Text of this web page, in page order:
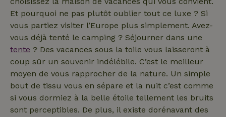
Et pourquoi ne pas plutôt oublier tout ce luxe ? Si
vous partiez visiter l’Europe plus simplement. Avez-
vous déjà tenté le camping ? Séjourner dans une
tente ? Des vacances sous la toile vous laisseront à
coup sûr un souvenir indélébile. C’est le meilleur
moyen de vous rapprocher de la nature. Un simple
bout de tissu vous en sépare et la nuit c’est comme
si vous dormiez à la belle étoile tellement les bruits
sont perceptibles. De plus, il existe dorénavant des
données de
visiteur, de
session et de
campagne
rapports
site.
_ga_JRK1QL37RY .maisonnature.fr
1 an 1
mois
Ce cookie est
utilisé par
Analytics
pour
conserver
l'état de la
déterminer
si le
du visiteur
prend en
charge les
cookies.
.doubleclick.net
est défini
par
Doubleclick
et fournit
informations
policy
_nhft_new-calendar www.maisonnature.fr